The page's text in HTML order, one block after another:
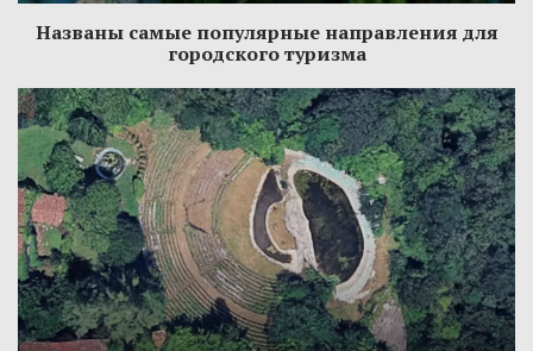
Названы самые популярные направления для
городского туризма